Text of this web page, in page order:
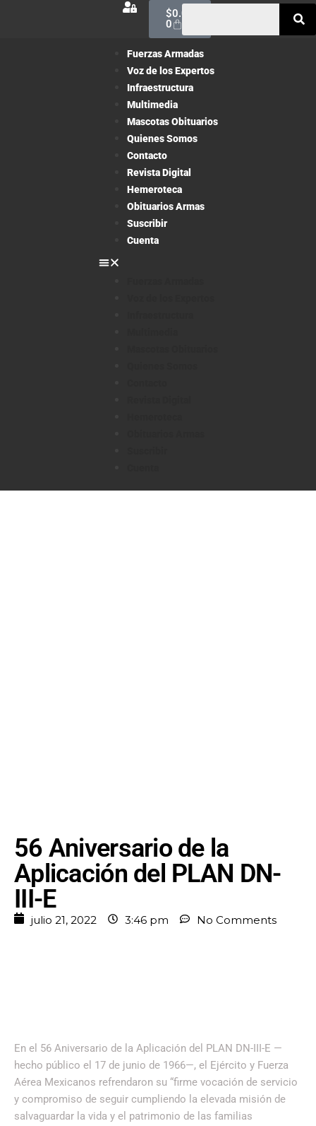
$0.00
0
Fuerzas Armadas
Voz de los Expertos
Infraestructura
Multimedia
Mascotas Obituarios
Quienes Somos
Contacto
Revista Digital
Hemeroteca
Obituarios Armas
Suscribir
Cuenta
56 Aniversario de la
Aplicación del PLAN DN-
III-E
julio 21, 2022 3:46 pm No Comments
En el 56 Aniversario de la Aplicación del PLAN DN-III-E —
hecho público el 17 de junio de 1966—, el Ejército y Fuerza
Aérea Mexicanos refrendaron su “firme vocación de servicio
y compromiso de seguir cumpliendo la elevada misión de
salvaguardar la vida y el patrimonio de las familias